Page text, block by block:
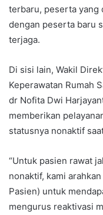
terbaru, peserta yang
dengan peserta baru
terjaga.
Di sisi lain, Wakil
Keperawatan Rumah
dr Nofita Dwi
memberikan
statusnya nonaktif
“Untuk pasien rawat
nonaktif, kami
Pasien) untuk
mengurus reaktivasi